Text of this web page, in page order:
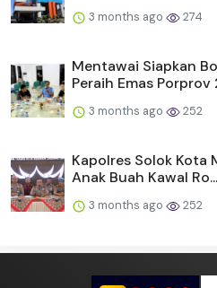
3 months ago 274
Mentawai Siapkan
Peraih Emas Porprov
3 months ago 252
Kapolres Solok Kota
Anak Buah Kawal Ro...
3 months ago 252